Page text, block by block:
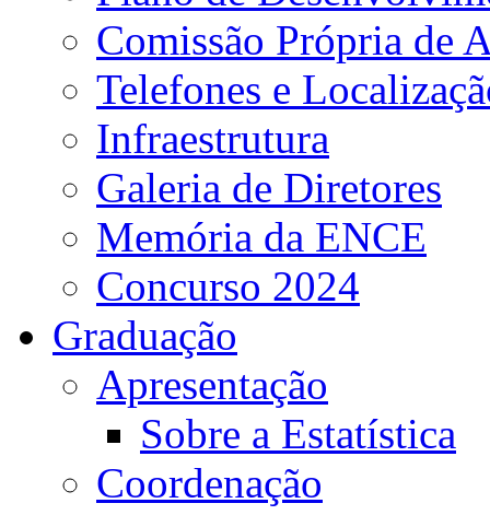
Comissão Própria de
Telefones e
Infraestrutura
Galeria de Diretores
Memória da ENCE
Concurso 2024
Graduação
Apresentação
Sobre a Estatística
Coordenação